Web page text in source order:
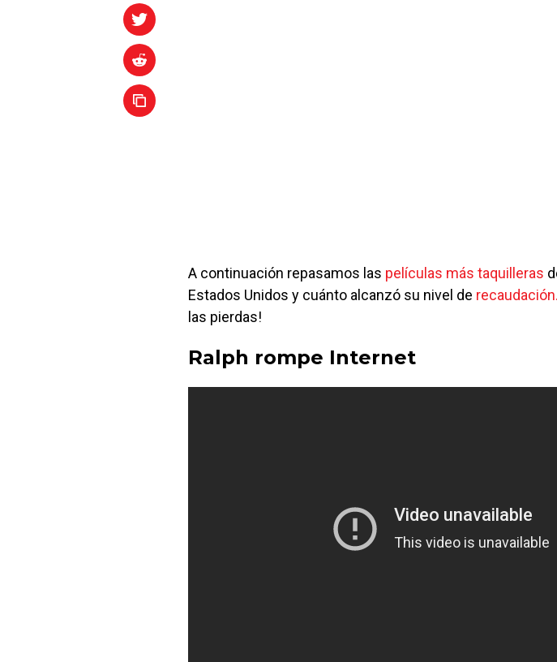
A continuación repasamos las películas más taquilleras
Estados Unidos y cuánto alcanzó su nivel de recaudación.
las pierdas!
Ralph rompe Internet